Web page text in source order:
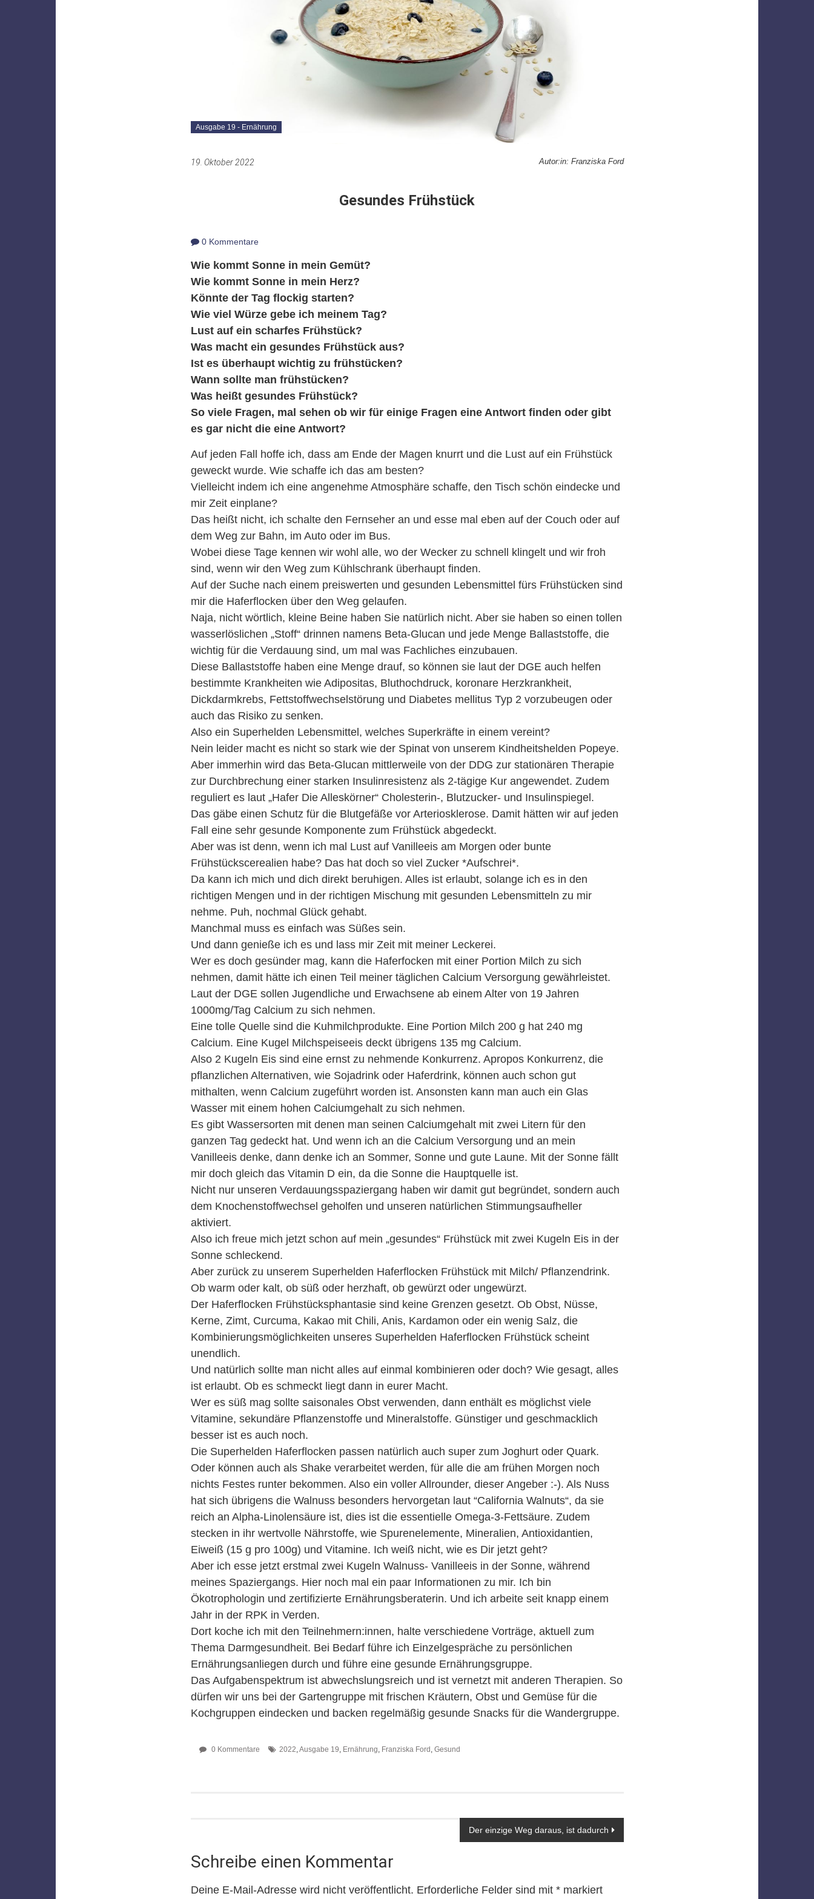
Ausgabe 19 - Ernährung
19. Oktober 2022 Autor:in: Franziska Ford
Gesundes Frühstück
0 Kommentare
Wie kommt Sonne in mein Gemüt?
Wie kommt Sonne in mein Herz?
Könnte der Tag flockig starten?
Wie viel Würze gebe ich meinem Tag?
Lust auf ein scharfes Frühstück?
Was macht ein gesundes Frühstück aus?
Ist es überhaupt wichtig zu frühstücken?
Wann sollte man frühstücken?
Was heißt gesundes Frühstück?
So viele Fragen, mal sehen ob wir für einige Fragen eine Antwort finden oder gibt
es gar nicht die eine Antwort?
Auf jeden Fall hoffe ich, dass am Ende der Magen knurrt und die Lust auf ein Frühstück
geweckt wurde. Wie schaffe ich das am besten?
Vielleicht indem ich eine angenehme Atmosphäre schaffe, den Tisch schön eindecke und
mir Zeit einplane?
Das heißt nicht, ich schalte den Fernseher an und esse mal eben auf der Couch oder auf
dem Weg zur Bahn, im Auto oder im Bus.
Wobei diese Tage kennen wir wohl alle, wo der Wecker zu schnell klingelt und wir froh
sind, wenn wir den Weg zum Kühlschrank überhaupt finden.
Auf der Suche nach einem preiswerten und gesunden Lebensmittel fürs Frühstücken sind
mir die Haferflocken über den Weg gelaufen.
Naja, nicht wörtlich, kleine Beine haben Sie natürlich nicht. Aber sie haben so einen tollen
wasserlöslichen „Stoff“ drinnen namens Beta-Glucan und jede Menge Ballaststoffe, die
wichtig für die Verdauung sind, um mal was Fachliches einzubauen.
Diese Ballaststoffe haben eine Menge drauf, so können sie laut der DGE auch helfen
bestimmte Krankheiten wie Adipositas, Bluthochdruck, koronare Herzkrankheit,
Dickdarmkrebs, Fettstoffwechselstörung und Diabetes mellitus Typ 2 vorzubeugen oder
auch das Risiko zu senken.
Also ein Superhelden Lebensmittel, welches Superkräfte in einem vereint?
Nein leider macht es nicht so stark wie der Spinat von unserem Kindheitshelden Popeye.
Aber immerhin wird das Beta-Glucan mittlerweile von der DDG zur stationären Therapie
zur Durchbrechung einer starken Insulinresistenz als 2-tägige Kur angewendet. Zudem
reguliert es laut „Hafer Die Alleskörner“ Cholesterin-, Blutzucker- und Insulinspiegel.
Das gäbe einen Schutz für die Blutgefäße vor Arteriosklerose. Damit hätten wir auf jeden
Fall eine sehr gesunde Komponente zum Frühstück abgedeckt.
Aber was ist denn, wenn ich mal Lust auf Vanilleeis am Morgen oder bunte
Frühstückscerealien habe? Das hat doch so viel Zucker *Aufschrei*.
Da kann ich mich und dich direkt beruhigen. Alles ist erlaubt, solange ich es in den
richtigen Mengen und in der richtigen Mischung mit gesunden Lebensmitteln zu mir
nehme. Puh, nochmal Glück gehabt.
Manchmal muss es einfach was Süßes sein.
Und dann genieße ich es und lass mir Zeit mit meiner Leckerei.
Wer es doch gesünder mag, kann die Haferfocken mit einer Portion Milch zu sich
nehmen, damit hätte ich einen Teil meiner täglichen Calcium Versorgung gewährleistet.
Laut der DGE sollen Jugendliche und Erwachsene ab einem Alter von 19 Jahren
1000mg/Tag Calcium zu sich nehmen.
Eine tolle Quelle sind die Kuhmilchprodukte. Eine Portion Milch 200 g hat 240 mg
Calcium. Eine Kugel Milchspeiseeis deckt übrigens 135 mg Calcium.
Also 2 Kugeln Eis sind eine ernst zu nehmende Konkurrenz. Apropos Konkurrenz, die
pflanzlichen Alternativen, wie Sojadrink oder Haferdrink, können auch schon gut
mithalten, wenn Calcium zugeführt worden ist. Ansonsten kann man auch ein Glas
Wasser mit einem hohen Calciumgehalt zu sich nehmen.
Es gibt Wassersorten mit denen man seinen Calciumgehalt mit zwei Litern für den
ganzen Tag gedeckt hat. Und wenn ich an die Calcium Versorgung und an mein
Vanilleeis denke, dann denke ich an Sommer, Sonne und gute Laune. Mit der Sonne fällt
mir doch gleich das Vitamin D ein, da die Sonne die Hauptquelle ist.
Nicht nur unseren Verdauungsspaziergang haben wir damit gut begründet, sondern auch
dem Knochenstoffwechsel geholfen und unseren natürlichen Stimmungsaufheller
aktiviert.
Also ich freue mich jetzt schon auf mein „gesundes“ Frühstück mit zwei Kugeln Eis in der
Sonne schleckend.
Aber zurück zu unserem Superhelden Haferflocken Frühstück mit Milch/ Pflanzendrink.
Ob warm oder kalt, ob süß oder herzhaft, ob gewürzt oder ungewürzt.
Der Haferflocken Frühstücksphantasie sind keine Grenzen gesetzt. Ob Obst, Nüsse,
Kerne, Zimt, Curcuma, Kakao mit Chili, Anis, Kardamon oder ein wenig Salz, die
Kombinierungsmöglichkeiten unseres Superhelden Haferflocken Frühstück scheint
unendlich.
Und natürlich sollte man nicht alles auf einmal kombinieren oder doch? Wie gesagt, alles
ist erlaubt. Ob es schmeckt liegt dann in eurer Macht.
Wer es süß mag sollte saisonales Obst verwenden, dann enthält es möglichst viele
Vitamine, sekundäre Pflanzenstoffe und Mineralstoffe. Günstiger und geschmacklich
besser ist es auch noch.
Die Superhelden Haferflocken passen natürlich auch super zum Joghurt oder Quark.
Oder können auch als Shake verarbeitet werden, für alle die am frühen Morgen noch
nichts Festes runter bekommen. Also ein voller Allrounder, dieser Angeber :-). Als Nuss
hat sich übrigens die Walnuss besonders hervorgetan laut “California Walnuts“, da sie
reich an Alpha-Linolensäure ist, dies ist die essentielle Omega-3-Fettsäure. Zudem
stecken in ihr wertvolle Nährstoffe, wie Spurenelemente, Mineralien, Antioxidantien,
Eiweiß (15 g pro 100g) und Vitamine. Ich weiß nicht, wie es Dir jetzt geht?
Aber ich esse jetzt erstmal zwei Kugeln Walnuss- Vanilleeis in der Sonne, während
meines Spaziergangs. Hier noch mal ein paar Informationen zu mir. Ich bin
Ökotrophologin und zertifizierte Ernährungsberaterin. Und ich arbeite seit knapp einem
Jahr in der RPK in Verden.
Dort koche ich mit den Teilnehmern:innen, halte verschiedene Vorträge, aktuell zum
Thema Darmgesundheit. Bei Bedarf führe ich Einzelgespräche zu persönlichen
Ernährungsanliegen durch und führe eine gesunde Ernährungsgruppe.
Das Aufgabenspektrum ist abwechslungsreich und ist vernetzt mit anderen Therapien. So
dürfen wir uns bei der Gartengruppe mit frischen Kräutern, Obst und Gemüse für die
Kochgruppen eindecken und backen regelmäßig gesunde Snacks für die Wandergruppe.
0 Kommentare 2022 Ausgabe 19 Ernährung Franziska Ford Gesund
Der einzige Weg daraus, ist dadurch
Schreibe einen Kommentar
Deine E-Mail-Adresse wird nicht veröffentlicht. Erforderliche Felder sind mit *markiert